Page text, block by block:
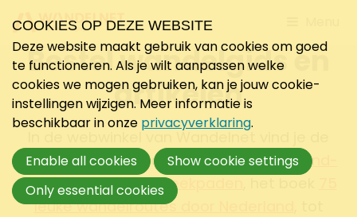
to
Bestel wandelgids en
artikelen
In de webwinkel van Wandelnet vind je de
mooiste wandelgidsen vanLange-Afstand-
WandelpadenenStreekpaden
leuke wandelroutes door Nederland
COOKIES OP DEZE WEBSITE
Deze website maakt gebruik van cookies om goed
te functioneren. Als je wilt aanpassen welke
cookies we mogen gebruiken, kan je jouw cookie-
instellingen wijzigen. Meer informatie is
beschikbaar in onze privacyverklaring.
Enable all cookies
Show cookie settings
Only essential cookies